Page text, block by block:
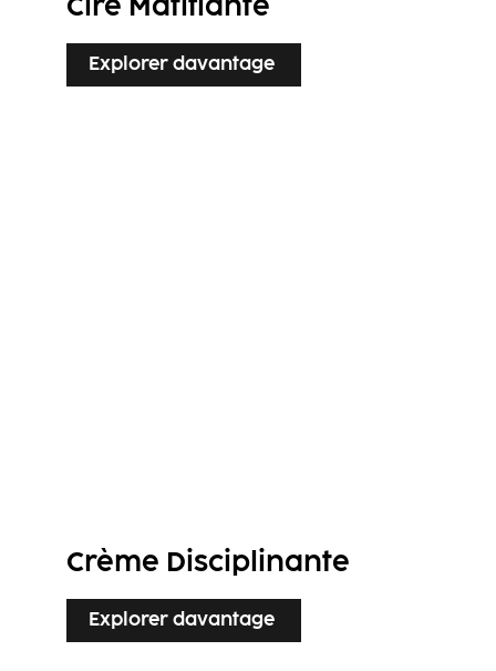
Cire Matifiante
Explorer davantage
Crème Disciplinante
Explorer davantage